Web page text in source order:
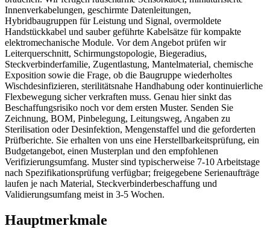
Innenverkabelungen, geschirmte Datenleitungen,
Hybridbaugruppen für Leistung und Signal, overmoldete
Handstückkabel und sauber geführte Kabelsätze für kompakte
elektromechanische Module. Vor dem Angebot prüfen wir
Leiterquerschnitt, Schirmungstopologie, Biegeradius,
Steckverbinderfamilie, Zugentlastung, Mantelmaterial, chemische
Exposition sowie die Frage, ob die Baugruppe wiederholtes
Wischdesinfizieren, sterilitätsnahe Handhabung oder kontinuierliche
Flexbewegung sicher verkraften muss. Genau hier sinkt das
Beschaffungsrisiko noch vor dem ersten Muster. Senden Sie
Zeichnung, BOM, Pinbelegung, Leitungsweg, Angaben zu
Sterilisation oder Desinfektion, Mengenstaffel und die geforderten
Prüfberichte. Sie erhalten von uns eine Herstellbarkeitsprüfung, ein
Budgetangebot, einen Musterplan und den empfohlenen
Verifizierungsumfang. Muster sind typischerweise 7-10 Arbeitstage
nach Spezifikationsprüfung verfügbar; freigegebene Serienaufträge
laufen je nach Material, Steckverbinderbeschaffung und
Validierungsumfang meist in 3-5 Wochen.
Hauptmerkmale